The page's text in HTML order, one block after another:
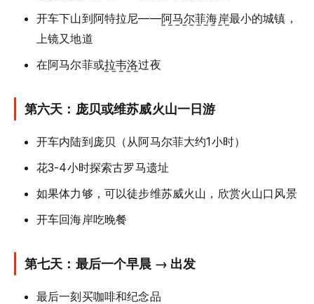
开车下山到阿特拉尼——阿马尔菲海岸最小的城镇，
上镜又地道
在阿马尔菲或拉韦洛过夜
第六天：庞贝或维苏威火山一日游
开车内陆到庞贝（从阿马尔菲大约1小时）
花3-4小时探索古罗马遗址
如果体力够，可以徒步维苏威火山，欣赏火山口风景
开车回海岸吃晚餐
第七天：最后一个早晨 → 出发
最后一刻买咖啡和纪念品